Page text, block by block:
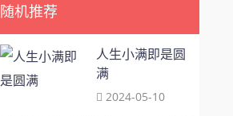
随机推荐
人生小满即是圆
满
2024-05-10